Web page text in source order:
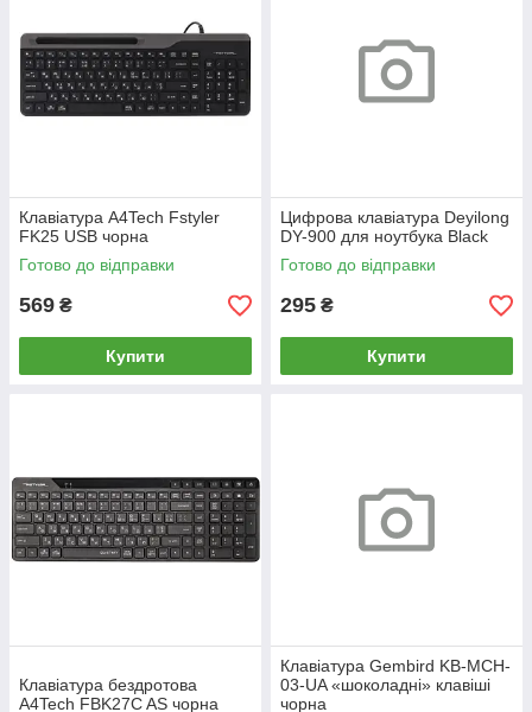
Клавіатура A4Tech Fstyler
FK25 USB чорна
Готово до відправки
569 ₴
Купити
Цифрова клавіатура Deyilong
DY-900 для ноутбука Black
Готово до відправки
295 ₴
Купити
Клавіатура бездротова
A4Tech FBK27C AS чорна
Клавіатура Gembird KB-MCH-
03-UA «шоколадні» клавіші
чорна